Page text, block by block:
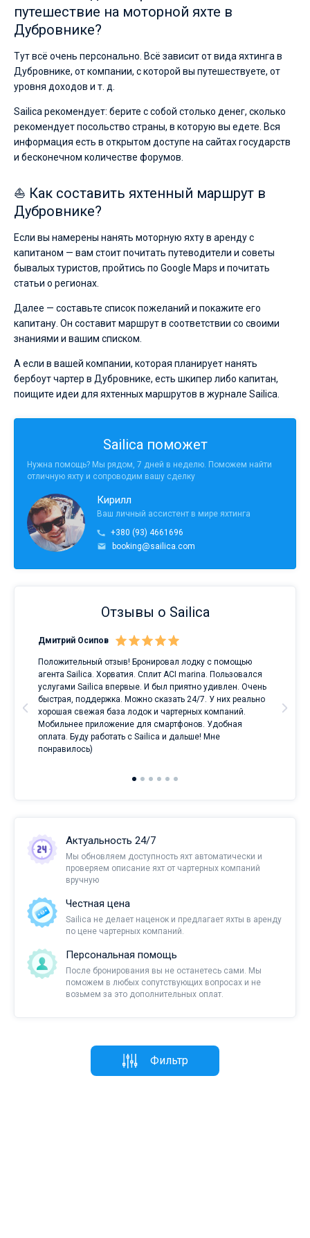
путешествие на моторной яхте в
Дубровнике?
Тут всё очень персонально. Всё зависит от вида яхтинга в
Дубровнике, от компании, с которой вы путешествуете, от
уровня доходов и т. д.
Sailica рекомендует: берите с собой столько денег, сколько
рекомендует посольство страны, в которую вы едете. Вся
информация есть в открытом доступе на сайтах государств
и бесконечном количестве форумов.
⛵ Как составить яхтенный маршрут в
Дубровнике?
Если вы намерены нанять моторную яхту в аренду с
капитаном — вам стоит почитать путеводители и советы
бывалых туристов, пройтись по Google Maps и почитать
статьи о регионах.
Далее — составьте список пожеланий и покажите его
капитану. Он составит маршрут в соответствии со своими
знаниями и вашим списком.
А если в вашей компании, которая планирует нанять
бербоут чартер в Дубровнике, есть шкипер либо капитан,
поищите идеи для яхтенных маршрутов в журнале Sailica.
Sailica поможет
Нужна помощь? Мы рядом, 7 дней в неделю. Поможем найти
отличную яхту и сопроводим вашу сделку
Кирилл
Ваш личный ассистент в мире яхтинга
+380 (93) 4661696
booking@sailica.com
Отзывы о Sailica
Дмитрий Осипов
Положительный отзыв! Бронировал лодку с помощью
агента Sailica. Хорватия. Сплит ACI marina. Пользовался
услугами Sailica впервые. И был приятно удивлен. Очень
быстрая, поддержка. Можно сказать 24/7. У них реально
хорошая свежая база лодок и чартерных компаний.
Мобильнее приложение для смартфонов. Удобная
оплата. Буду работать с Sailica и дальше! Мне
понравилось)
Актуальность 24/7
Мы обновляем доступность яхт автоматически и
проверяем описание яхт от чартерных компаний
вручную
Честная цена
Sailica не делает наценок и предлагает яхты в аренду
по цене чартерных компаний.
Персональная помощь
После бронирования вы не останетесь сами. Мы
поможем в любых сопутствующих вопросах и не
возьмем за это дополнительных оплат.
Фильтр